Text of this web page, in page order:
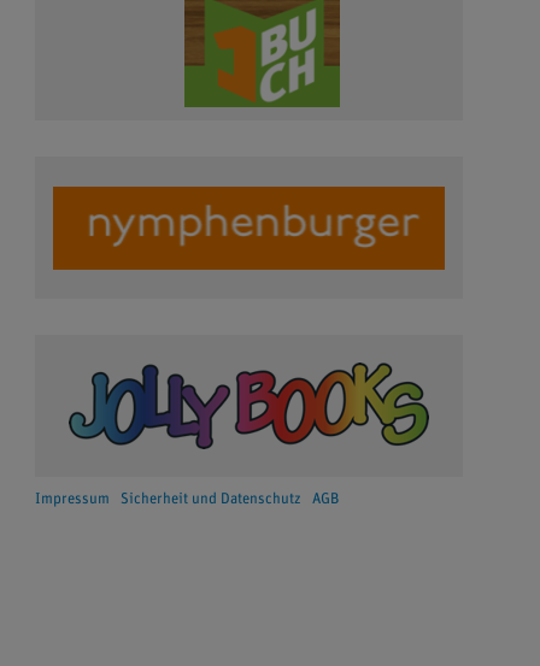
Impressum Sicherheit und Datenschutz AGB